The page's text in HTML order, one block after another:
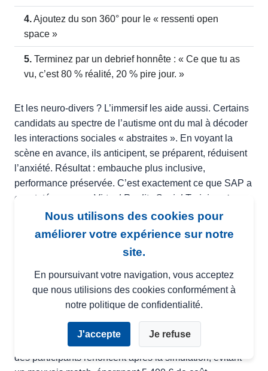
Nous utilisons des cookies pour
améliorer votre expérience sur notre
site.
En poursuivant votre navigation, vous acceptez
que nous utilisions des cookies conformément à
notre politique de confidentialité.
J'accepte Je refuse
4.Ajoutez du son 360° pour le « ressenti open
space »
5. Terminez par un debrief honnête : « Ce que tu as
vu, c’est 80 % réalité, 20 % pire jour. »
Et les neuro-divers ? L’immersif les aide aussi. Certains
candidats au spectre de l’autisme ont du mal à décoder
les interactions sociales « abstraites ». En voyant la
scène en avance, ils anticipent, se préparent, réduisent
l’anxiété. Résultat : embauche plus inclusive,
performance préservée. C’est exactement ce que SAP a
constaté avec son Virtual Reality Social Training
taux
de réussite au recrutement +27 %parmi les profils
neuro-atypiques.
Pour aller plus loin, vendez l’exercice comme un
NOS méthodes, et nous allons tester TES réflexes. » Il
se sent évaluateur ET évalué, ça bouscule le rapport de
pouvoir. Avantage : certains se désengagent d’eux-
« self-selection » puissance 10. Chez Hutchinson, 14 %
des participants renoncent après la simulation, évitant